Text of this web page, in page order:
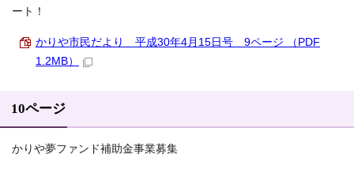
ート！
かりや市民だより 平成30年4月15日号 9ページ （PDF
1.2MB）
10ページ
かりや夢ファンド補助金事業募集